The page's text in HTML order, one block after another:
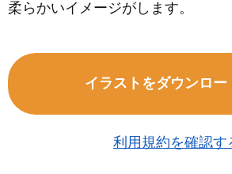
柔らかいイメージがします。
イラストをダウンロー
利用規約を確認す